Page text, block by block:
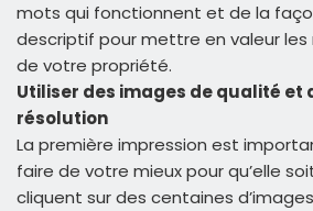
mots qui fonctionnent et de la
descriptif pour mettre en valeur les
de votre propriété.
Utiliser des images de qualité et
résolution
La première impression est
faire de votre mieux pour qu’elle
cliquent sur des centaines